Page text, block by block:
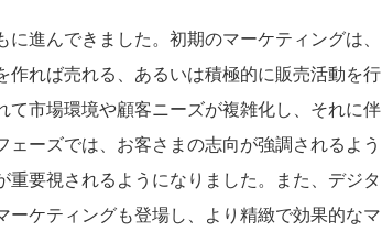
進んできました。初期のマーケティングは、
れば売れる、あるいは積極的に販売活動を行
て市場環境や顧客ニーズが複雑化し、それに伴
ーズでは、お客さまの志向が強調されるよう
要視されるようになりました。また、デジタ
ケティングも登場し、より精緻で効果的なマ